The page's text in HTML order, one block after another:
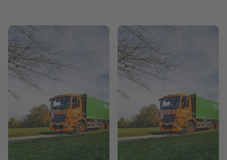
Mehr lesen Mehr lesen